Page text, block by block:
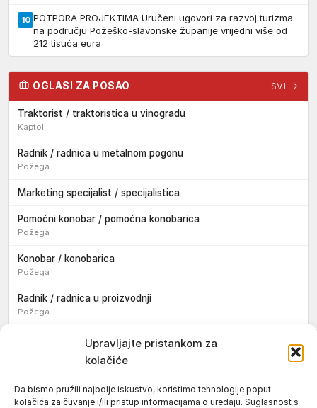
Upravljajte pristankom za
kolačiće
Da bismo pružili najbolje iskustvo, koristimo tehnologije poput
kolačića za čuvanje i/ili pristup informacijama o uređaju. Suglasnost s
10 POTPORA PROJEKTIMA Uručeni ugovori za razvoj turizma
na području Požeško-slavonske županije vrijedni više od
212 tisuća eura
OGLASI ZA POSAO SVI →
Traktorist / traktoristica u vinogradu
Kaptol
Radnik / radnica u metalnom pogonu
Požega
Marketing specijalist / specijalistica
Pomoćni konobar / pomoćna konobarica
Požega
Konobar / konobarica
Požega
Radnik / radnica u proizvodnji
Požega
Sezonski pomoćni radnik / sezonska pomoćna radnica
Pomoćni pekar / pomoćna pekarica
Pekar / pekarica